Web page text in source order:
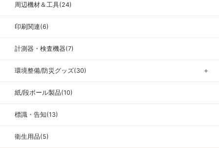
周辺機材＆工具(24)
印刷関連(6)
計測器・検査機器(7)
環境整備/防災グッズ(30) ＋
紙/段ボール製品(10)
標識・告知(13)
衛生用品(5)